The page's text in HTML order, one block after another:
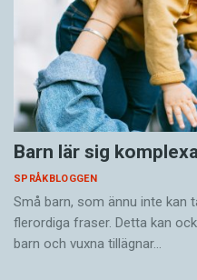
Barn lär sig
SPRÅKBLOGGEN
Små barn, som ännu inte kan
flerordiga fraser. Detta kan
barn och vuxna tillägnar…